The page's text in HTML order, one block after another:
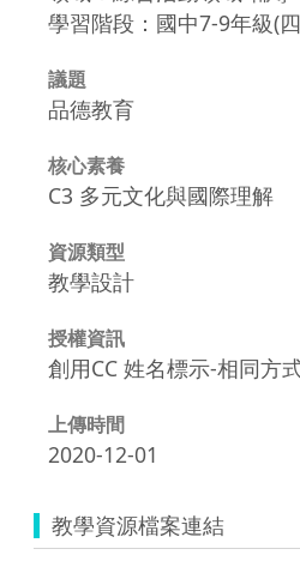
學習階段：國中7-9年級(
議題
品德教育
核心素養
C3 多元文化與國際理解
資源類型
教學設計
授權資訊
創用CC 姓名標示-相同方
上傳時間
2020-12-01
教學資源檔案連結